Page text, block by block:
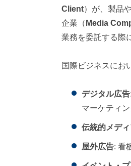
Client）が、製品
企業（ Media
業務を委託する際
国際ビジネスにお
デジタル広告
マーケティ
伝統的メデ
屋外広告: 看